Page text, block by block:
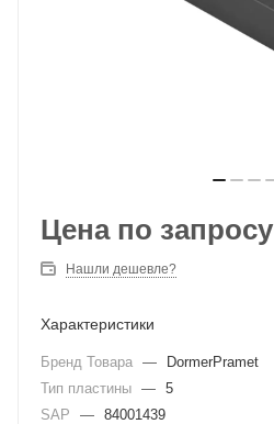
Цена по запросу
Нашли дешевле?
Характеристики
Бренд Товара —
DormerPramet
Тип пластины — 5
SAP
— 84001439